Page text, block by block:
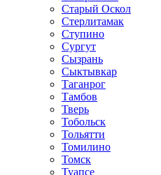
Старый Оскол
Стерлитамак
Ступино
Сургут
Сызрань
Сыктывкар
Таганрог
Тамбов
Тверь
Тобольск
Тольятти
Томилино
Томск
Туапсе